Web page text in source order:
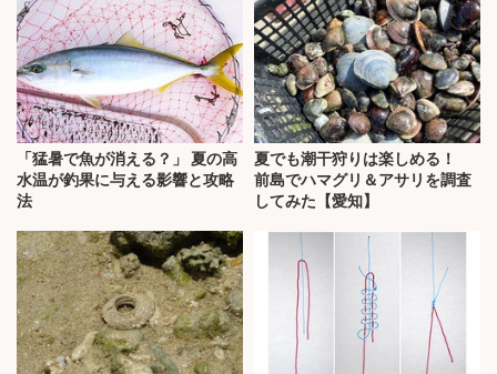
「猛暑で魚が消える？」 夏の高
水温が釣果に与える影響と攻略
法
夏でも潮干狩りは楽しめる！
前島でハマグリ＆アサリを調査
してみた【愛知】